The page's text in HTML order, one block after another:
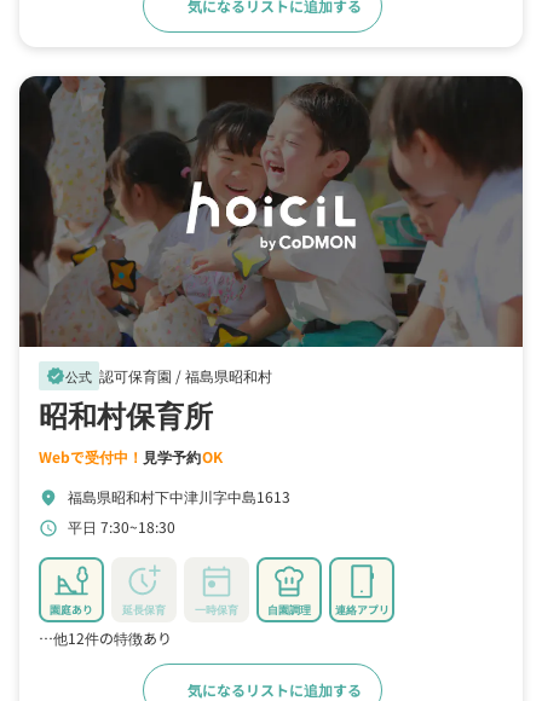
気になるリストに追加する
verified公式 認可保育園 /福島県昭和村
昭和村保育所
Webで受付中！ 見学予約OK
location_on 福島県昭和村下中津川字中島1613
schedule 平日 7:30~18:30
園庭あり 延長保育 一時保育 自園調理 連絡アプリ
…他12件の特徴あり
気になるリストに追加する